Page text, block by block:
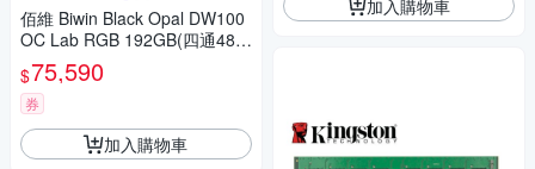
佰維 Biwin Black Opal DW100
OC Lab RGB 192GB(四通48G
B*4) DDR5 6000黑/CL28【AM
D 超頻優化】
$75,590
券
加入購物車
加入購物車